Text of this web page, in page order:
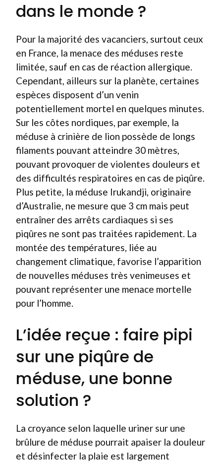
dans le monde ?
Pour la majorité des vacanciers, surtout ceux
en France, la menace des méduses reste
limitée, sauf en cas de réaction allergique.
Cependant, ailleurs sur la planète, certaines
espèces disposent d’un venin
potentiellement mortel en quelques minutes.
Sur les côtes nordiques, par exemple, la
méduse à crinière de lion possède de longs
filaments pouvant atteindre 30 mètres,
pouvant provoquer de violentes douleurs et
des difficultés respiratoires en cas de piqûre.
Plus petite, la méduse Irukandji, originaire
d’Australie, ne mesure que 3 cm mais peut
entraîner des arrêts cardiaques si ses
piqûres ne sont pas traitées rapidement. La
montée des températures, liée au
changement climatique, favorise l’apparition
de nouvelles méduses très venimeuses et
pouvant représenter une menace mortelle
pour l’homme.
L’idée reçue : faire pipi
sur une piqûre de
méduse, une bonne
solution ?
La croyance selon laquelle uriner sur une
brûlure de méduse pourrait apaiser la douleur
et désinfecter la plaie est largement